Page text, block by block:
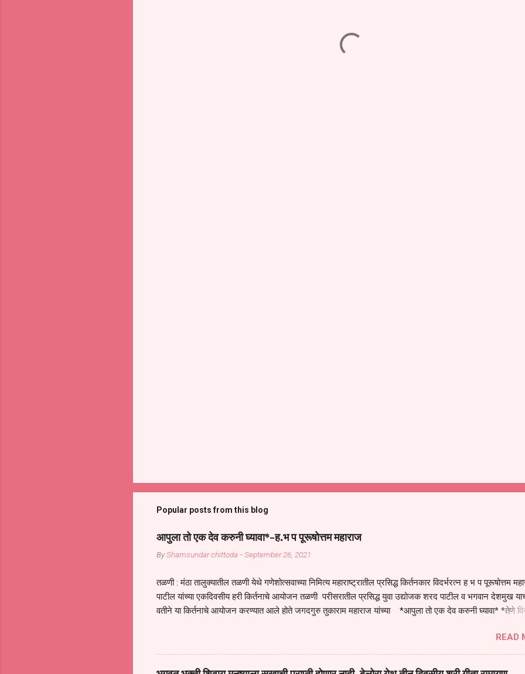
Popular posts from this blog
आपुला तो एक देव करुनी घ्यावा*-ह.भ प पूरूषोत्तम महाराज
ByShamsundar chittoda -September 26, 2021
तळणी : मंठा तालुक्यातील तळणी येथे गणेशोत्सवाच्या निमित्य महाराष्ट्रातील प्रसिद्ध किर्तनकार विदर्भरत्न ह भ प पूरूषोत्तम
पाटील यांच्या एकदिवसीय हरी किर्तनाचे आयोजन तळणी परीसरातील प्रसिद्ध युवा उद्योजक शरद पाटील व भगवान देशमुख
वतीने या किर्तनाचे आयोजन करण्यात आले होते जगदगुरु तुकाराम महाराज यांच्या *आपुला तो एक देव करुनी घ्यावा* *तेणे
जातीच्या परीक्षेचा काळ आहे धर्ममंडपात बसलेली लोक ही खरच भाग्यवान आहेत कोरोना सारख्या महामारीत आपंण जिवंत आहोत
महामारीतून जर आपल्याला वाचायचे असेल तर धार्मीक विचाराचा आधार आपल्याला घ्यावाच लागेल महामारीच्या काळात वारकरी
सप्रदायच खूप मोठा आधार आहे सध्य स्थितीत मानव जातीची मानसीक अवस्था सक्षम असणे गरजेचे आहे कोरोना ने मानवी
READ